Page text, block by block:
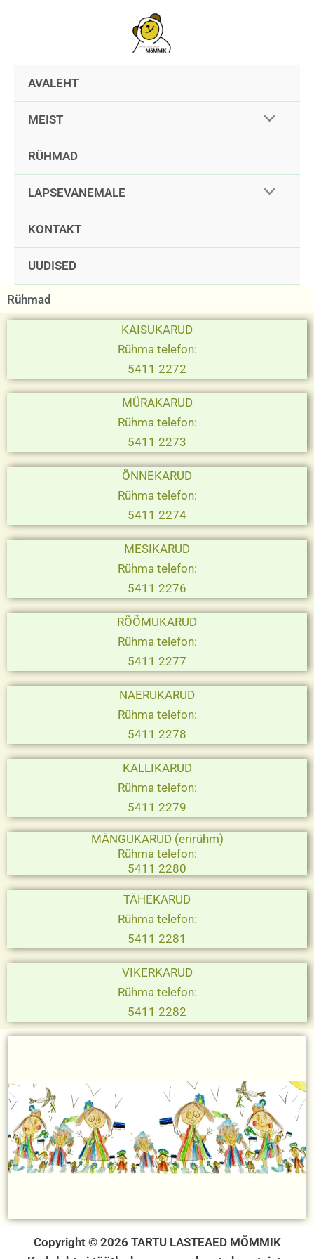
AVALEHT
MEIST
RÜHMAD
LAPSEVANEMALE
KONTAKT
UUDISED
Rühmad
KAISUKARUD
Rühma telefon:
5411 2272
MÜRAKARUD
Rühma telefon:
5411 2273
ÕNNEKARUD
Rühma telefon:
5411 2274
MESIKARUD
Rühma telefon:
5411 2276
RÕÕMUKARUD
Rühma telefon:
5411 2277
NAERUKARUD
Rühma telefon:
5411 2278
KALLIKARUD
Rühma telefon:
5411 2279
MÄNGUKARUD (erirühm)
Rühma telefon:
5411 2280
TÄHEKARUD
Rühma telefon:
5411 2281
VIKERKARUD
Rühma telefon:
5411 2282
Copyright © 2026 TARTU LASTEAED MÕMMIK